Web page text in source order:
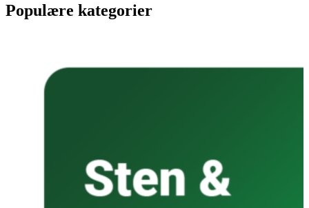
Populære kategorier